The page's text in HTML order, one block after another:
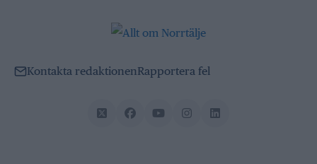
Kontakta redaktionenRapportera fel